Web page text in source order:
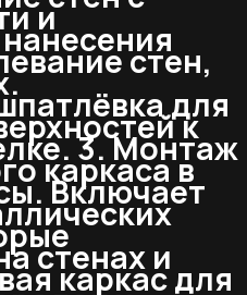
и
стен,
для
к
3. Монтаж
каркаса в
Включает
стенах и
каркас для